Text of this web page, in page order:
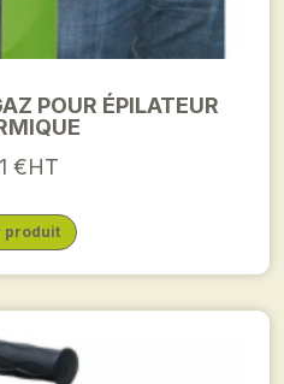
POUR ÉPILATEUR
€HT
produit